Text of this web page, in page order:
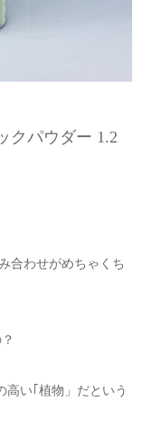
パウダー 1.2
合わせがめちゃくち
高い｢植物」だという